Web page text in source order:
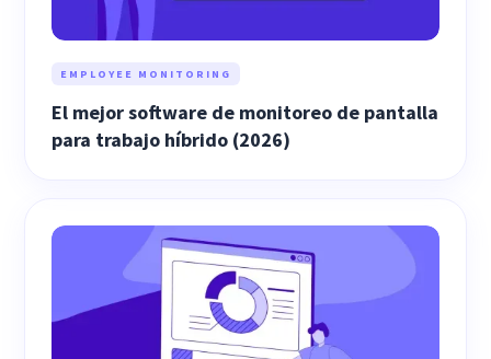
EMPLOYEE MONITORING
El mejor software de monitoreo de pantalla
para trabajo híbrido (2026)